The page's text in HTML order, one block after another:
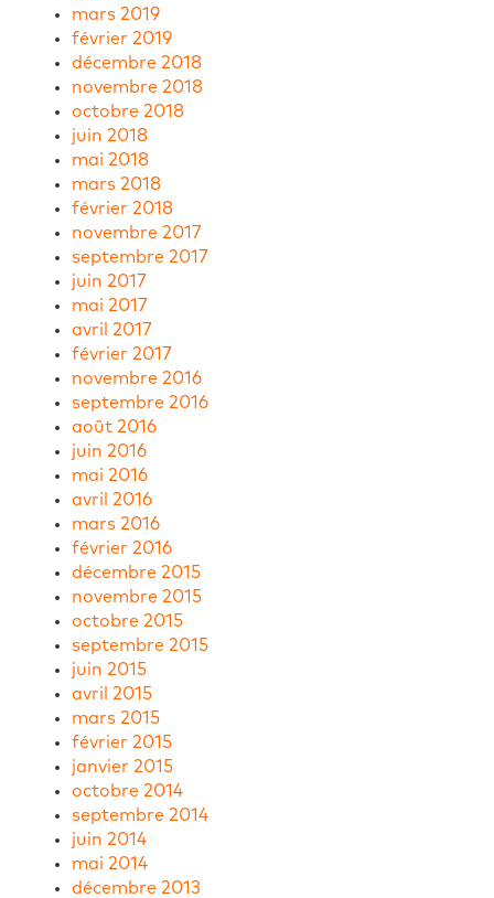
mars 2019
février 2019
décembre 2018
novembre 2018
octobre 2018
juin 2018
mai 2018
mars 2018
février 2018
novembre 2017
septembre 2017
juin 2017
mai 2017
avril 2017
février 2017
novembre 2016
septembre 2016
août 2016
juin 2016
mai 2016
avril 2016
mars 2016
février 2016
décembre 2015
novembre 2015
octobre 2015
septembre 2015
juin 2015
avril 2015
mars 2015
février 2015
janvier 2015
octobre 2014
septembre 2014
juin 2014
mai 2014
décembre 2013